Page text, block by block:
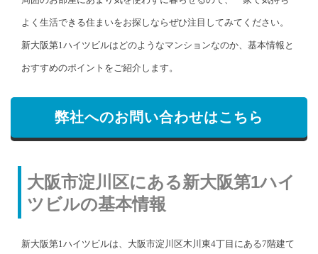
よく生活できる住まいをお探しならぜひ注目してみてください。
新大阪第1ハイツビルはどのようなマンションなのか、基本情報と
おすすめのポイントをご紹介します。
弊社へのお問い合わせはこちら
大阪市淀川区にある新大阪第1ハイ
ツビルの基本情報
新大阪第1ハイツビルは、大阪市淀川区木川東4丁目にある7階建て